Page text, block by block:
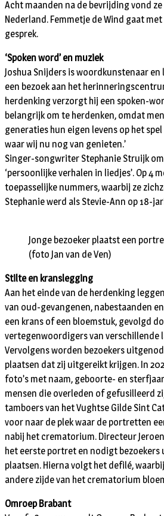
Acht maanden na de bevrijding vond
Nederland. Femmetje de Wind gaat
gesprek.
‘Spoken word’ en muziek
Joshua Snijders is woordkunstenaar
een bezoek aan het
herdenking verzorgt hij een spoken-
belangrijk om te herdenken, omdat
generaties hun eigen levens op het
waar wij nu nog van genieten.’
Singer-songwriter Stephanie Struijk
‘persoonlijke verhalen in liedjes’. Op 4
toepasselijke nummers, waarbij ze
Stephanie werd als Stevie-Ann op 18-
Jonge bezoeker plaatst een
(foto Jan van de Ven)
Stilte en kranslegging
Aan het einde van de herdenking
van oud-gevangenen, nabestaanden
een krans of een bloemstuk, gevolgd
vertegenwoordigers van verschillende
Vervolgens worden bezoekers
plaatsen dat zij uitgereikt krijgen. In
foto’s met naam, geboorte- en
mensen die overleden of gefusilleerd
tamboers van het Vughtse Gilde Sint
voor naar de plek waar de portretten
nabij het crematorium. Directeur
het eerste portret en nodigt
plaatsen. Hierna volgt het defilé,
andere zijde van het crematorium
Omroep Brabant